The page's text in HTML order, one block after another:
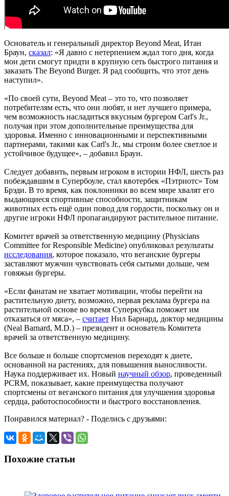
Основатель и генеральный директор Beyond Meat, Итан
Браун, сказал: «Я давно с нетерпением ждал того дня, когда
мои дети смогут придти в крупную сеть быстрого питания и
заказать The Beyond Burger. Я рад сообщить, что этот день
наступил».
«По своей сути, Beyond Meat – это то, что позволяет
потребителям есть, что они любят, и нет лучшего примера,
чем возможность насладиться вкусным бургером Carl's Jr.,
получая при этом дополнительные преимущества для
здоровья. Именно с инновационными и перспективными
партнерами, такими как Carl's Jr., мы строим более светлое и
устойчивое будущее», – добавил Браун.
Следует добавить, первым игроком в истории НФЛ, шесть раз
побеждавшим в Супербоуле, стал квотербек «Пэтриотс» Том
Брэди. В то время, как поклонники во всем мире хвалят его
выдающиеся спортивные способности, защитникам
животных есть ещё один повод для гордости, поскольку он и
другие игроки НФЛ пропагандируют растительное питание.
Комитет врачей за ответственную медицину (Physicians
Committee for Responsible Medicine) опубликовал результаты
исследования, которое показало, что веганские бургеры
заставляют мужчин чувствовать себя сытыми дольше, чем
говяжьи бургеры.
«Если фанатам не хватает мотивации, чтобы перейти на
растительную диету, возможно, первая реклама бургера на
растительной основе во время Суперкубка поможет им
отказаться от мяса», – считает Нил Барнард, доктор медицины
(Neal Barnard, M.D.) – президент и основатель Комитета
врачей за ответственную медицину.
Все больше и больше спортсменов переходят к диете,
основанной на растениях, для повышения выносливости.
Наука поддерживает их. Новый научный обзор, проведенный
PCRM, показывает, какие преимущества получают
спортсмены от веганского питания для улучшения здоровья
сердца, работоспособности и быстрого восстановления.
Понравился материал? - Поделись с друзьями:
Похожие статьи